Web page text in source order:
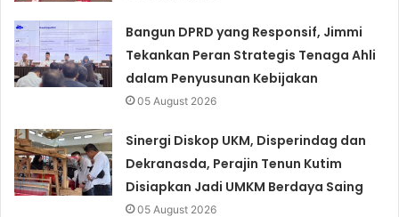
Bangun DPRD yang Responsif, Jimmi
Tekankan Peran Strategis Tenaga Ahli
dalam Penyusunan Kebijakan
05 August 2026
Sinergi Diskop UKM, Disperindag dan
Dekranasda, Perajin Tenun Kutim
Disiapkan Jadi UMKM Berdaya Saing
05 August 2026